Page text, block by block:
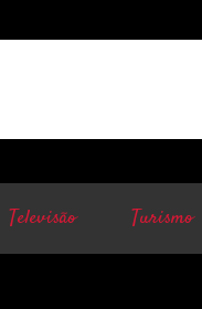
Televisão Turismo